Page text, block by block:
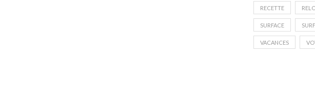
RECETTE
SURFACE
VACANCES